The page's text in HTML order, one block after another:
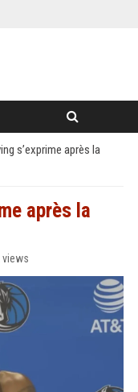
s’exprime après la
après la
views